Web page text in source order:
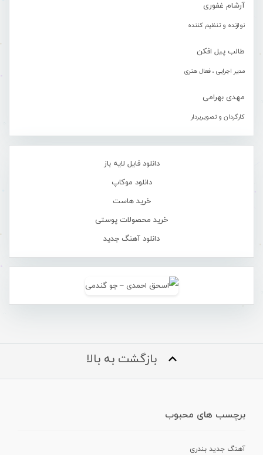
آرشام غفوری
نوازنده و تنظیم کننده
طالب پیل افکن
مدیر اجرایی ، فعال هنری
مهدی بهرامی
کارگردان و تصویربردار
دانلود فایل لایه باز
دانلود موکاپ
خرید هاست
خرید محصولات پوستی
دانلود آهنگ جدید
بازگشت به بالا
برچسب های محبوب
آهنگ جدید بندری